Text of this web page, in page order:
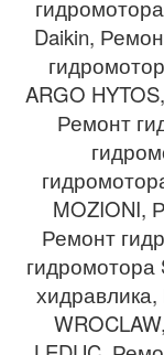
Daikin,
ARGO
Ремонт
MOZIONI,
Ремонт
гидромотора